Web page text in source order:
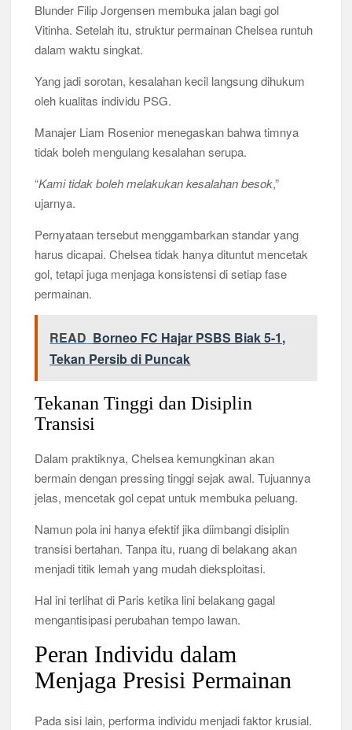
Blunder Filip Jorgensen membuka jalan bagi gol
Vitinha. Setelah itu, struktur permainan Chelsea runtuh
dalam waktu singkat.
Yang jadi sorotan, kesalahan kecil langsung dihukum
oleh kualitas individu PSG.
Manajer Liam Rosenior menegaskan bahwa timnya
tidak boleh mengulang kesalahan serupa.
“Kami tidak boleh melakukan kesalahan besok,”
ujarnya.
Pernyataan tersebut menggambarkan standar yang
harus dicapai. Chelsea tidak hanya dituntut mencetak
gol, tetapi juga menjaga konsistensi di setiap fase
permainan.
READ Borneo FC Hajar PSBS Biak 5-1,
Tekan Persib di Puncak
Tekanan Tinggi dan Disiplin
Transisi
Dalam praktiknya, Chelsea kemungkinan akan
bermain dengan pressing tinggi sejak awal. Tujuannya
jelas, mencetak gol cepat untuk membuka peluang.
Namun pola ini hanya efektif jika diimbangi disiplin
transisi bertahan. Tanpa itu, ruang di belakang akan
menjadi titik lemah yang mudah dieksploitasi.
Hal ini terlihat di Paris ketika lini belakang gagal
mengantisipasi perubahan tempo lawan.
Peran Individu dalam
Menjaga Presisi Permainan
Pada sisi lain, performa individu menjadi faktor krusial.